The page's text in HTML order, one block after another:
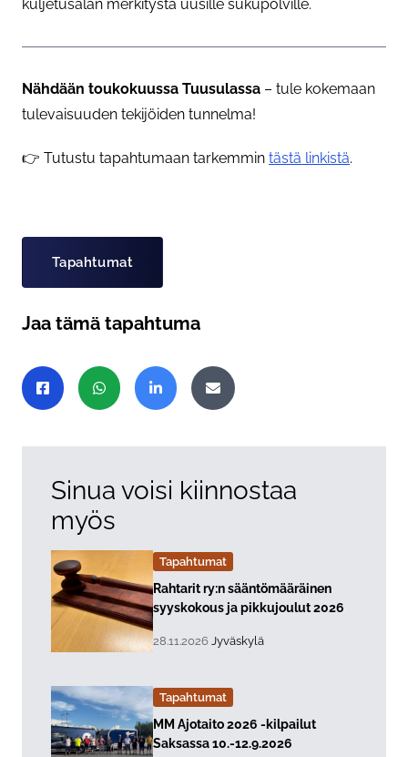
kuljetusalan merkitystä uusille sukupolville.
Nähdään toukokuussa Tuusulassa – tule kokemaan
tulevaisuuden tekijöiden tunnelma!
👉 Tutustu tapahtumaan tarkemmin tästä linkistä.
Tapahtumat
Jaa tämä tapahtuma
Jaa sivu
Jaa Facebookissa
Jaa WhatsAppissa
Jaa LinkedInissäJaa sähköpostitse
Sinua voisi kiinnostaa
myös
Tapahtumat
Lue lisää about event "
Rahtarit ry:n sääntömääräinen
syyskokous ja pikkujoulut 2026
, Tapahtuman päiväys:
28.11.2026 Sijainti:
Jyväskylä
Tapahtumat
Lue lisää about event "
MM Ajotaito 2026 -kilpailut
Saksassa 10.-12.9.2026